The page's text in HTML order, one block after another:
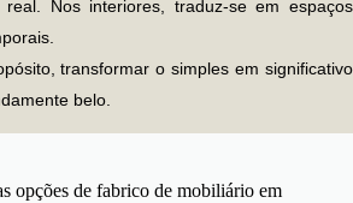
Nos interiores, traduz-se em espaços
transformar o simples em significativo
belo.
opções de fabrico de mobiliário em